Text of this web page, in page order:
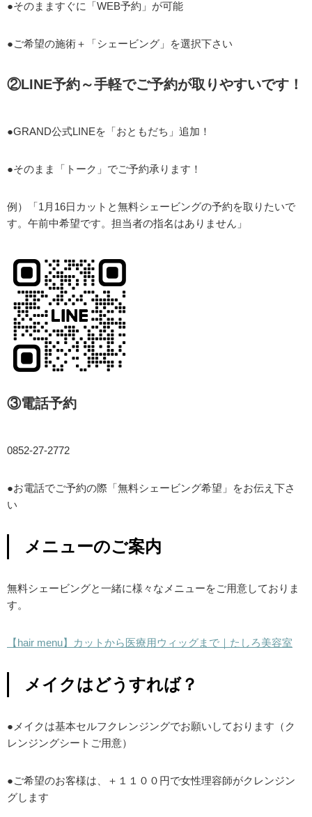
●そのまますぐに「WEB予約」が可能
●ご希望の施術＋「シェービング」を選択下さい
②LINE予約～手軽でご予約が取りやすいです！
●GRAND公式LINEを「おともだち」追加！
●そのまま「トーク」でご予約承ります！
例）「1月16日カットと無料シェービングの予約を取りたいで
す。午前中希望です。担当者の指名はありません」
③電話予約
0852-27-2772
●お電話でご予約の際「無料シェービング希望」をお伝え下さ
い
メニューのご案内
無料シェービングと一緒に様々なメニューをご用意しておりま
す。
【hair menu】カットから医療用ウィッグまで｜たしろ美容室
メイクはどうすれば？
●メイクは基本セルフクレンジングでお願いしております（ク
レンジングシートご用意）
●ご希望のお客様は、＋１１００円で女性理容師がクレンジン
グします